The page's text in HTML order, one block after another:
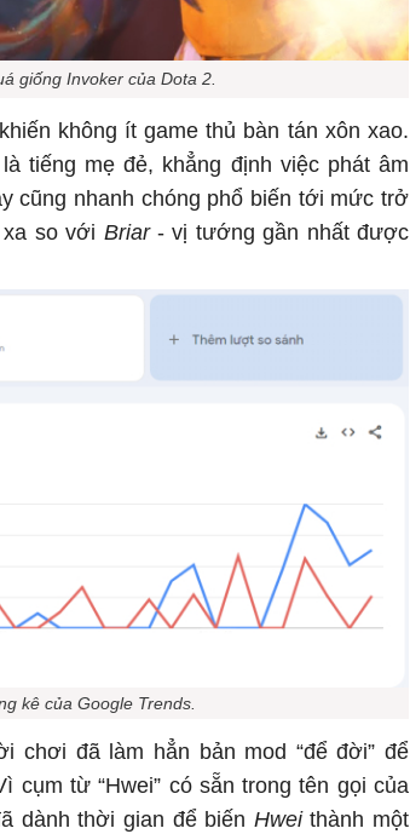
giống Invoker của Dota 2.
không ít game thủ bàn tán xôn xao.
tiếng mẹ đẻ, khẳng định việc phát âm
cũng nhanh chóng phổ biến tới mức trở
so với Briar- vị tướng gần nhất được
kê của Google Trends.
chơi đã làm hẳn bản mod “để đời” để
cụm từ “Hwei” có sẵn trong tên gọi của
dành thời gian để biến Hweithành một